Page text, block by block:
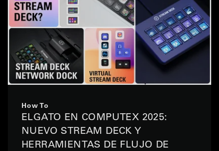
How To
ELGATO EN COMPUTEX 2025:
NUEVO STREAM DECK Y
HERRAMIENTAS DE FLUJO DE